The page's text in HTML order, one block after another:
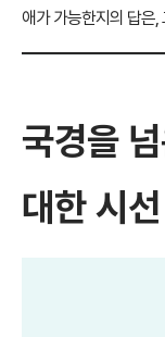
애가 가능한지의 답은,
국경을
대한 시선